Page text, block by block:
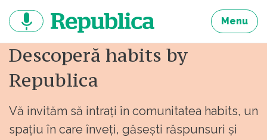
continut
Menu
Descoperă habits by
Republica
Vă invităm să intrați în comunitatea habits, un
spațiu în care înveți, găsești răspunsuri și